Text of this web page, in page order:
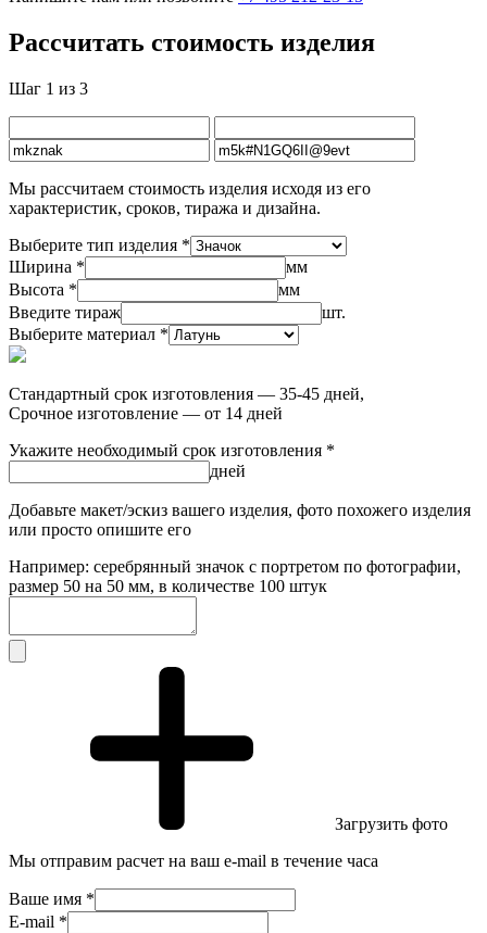
Рассчитать стоимость изделия
Шаг 1 из 3
Мы рассчитаем стоимость изделия исходя из его
характеристик, сроков, тиража и дизайна.
Выберите тип изделия *
Ширина *
мм
Высота *
мм
Введите тираж
шт.
Выберите материал *
Стандартный срок изготовления — 35-45 дней,
Срочное изготовление — от 14 дней
Укажите необходимый срок изготовления *
дней
Добавьте макет/эскиз вашего изделия, фото похожего изделия
или просто опишите его
Например: серебрянный значок с портретом по фотографии,
размер 50 на 50 мм, в количестве 100 штук
Загрузить фото
Мы отправим расчет на ваш e-mail в течение часа
Ваше имя *
E-mail *